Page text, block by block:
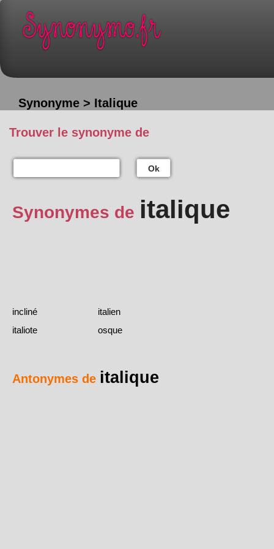
Synonyme > Italique
Trouver le synonyme de
Ok
Synonymes de italique
incliné
italien
italiote
osque
Antonymes de italique